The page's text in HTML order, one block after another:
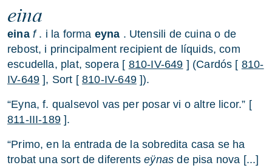
eina
eina f. i la forma eyna . Utensili de cuina o de
rebost, i principalment recipient de líquids, com
escudella, plat, sopera [ 810-IV-649 ] (Cardós [ 810-
IV-649 ], Sort [810-IV-649]).
“Eyna, f. qualsevol vas per posar vi o altre licor.” [
811-III-189].
“Primo, en la entrada de la sobredita casa se ha
trobat una sort de diferentseÿnas de pisa nova [...]